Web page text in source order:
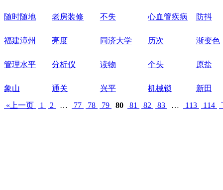
随时随地 老房装修 不失 心血管疾病 防抖
福建漳州 亮度 同济大学 历次 渐变色
管理水平 分析仪 读物 个头 原盐
象山 通关 兴平 机械锁
新田
«上一页
1 2 … 77 78 79 80 81 82 83 … 113 114